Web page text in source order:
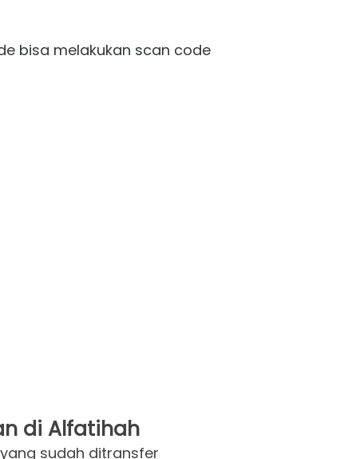
bisa melakukan scan code
di Alfatihah
sudah ditransfer